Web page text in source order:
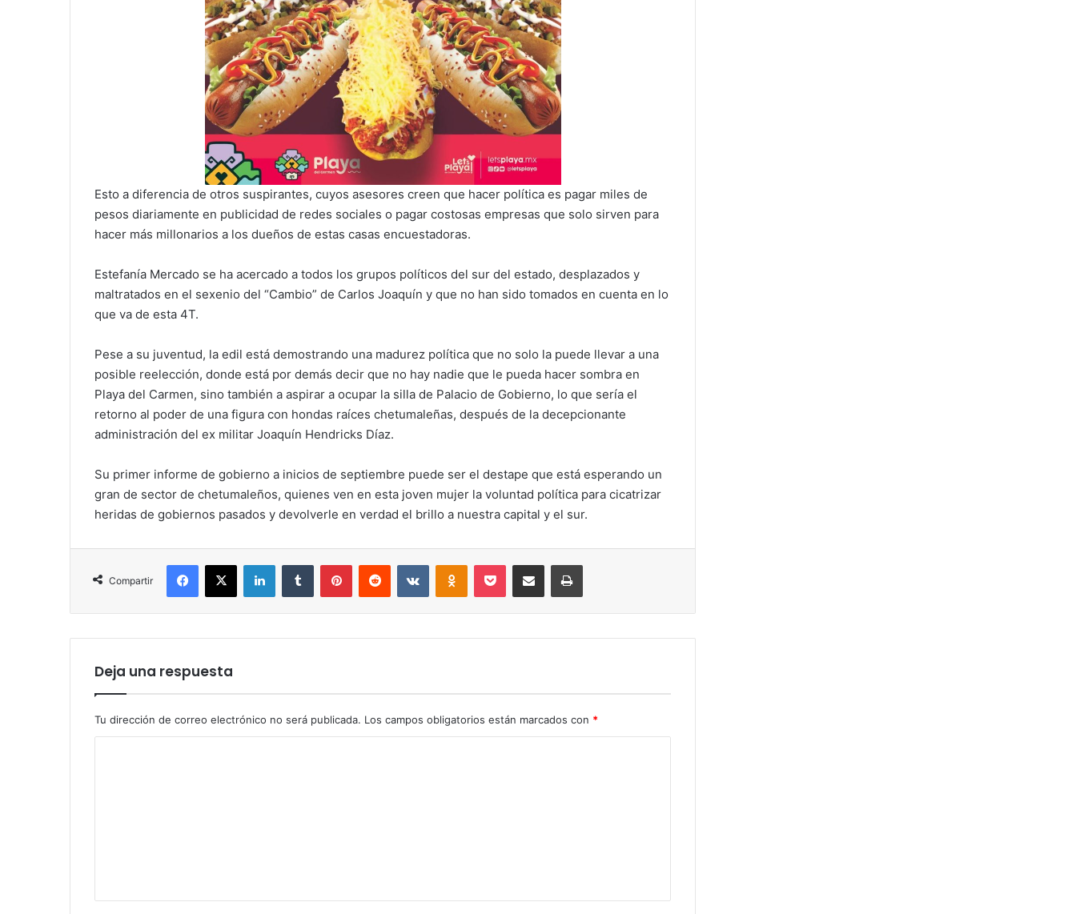
Esto a diferencia de otros suspirantes, cuyos asesores creen que hacer política es pagar miles de
pesos diariamente en publicidad de redes sociales o pagar costosas empresas que solo sirven para
hacer más millonarios a los dueños de estas casas encuestadoras.
Estefanía Mercado se ha acercado a todos los grupos políticos del sur del estado, desplazados y
maltratados en el sexenio del “Cambio” de Carlos Joaquín y que no han sido tomados en cuenta en lo
que va de esta 4T.
Pese a su juventud, la edil está demostrando una madurez política que no solo la puede llevar a una
posible reelección, donde está por demás decir que no hay nadie que le pueda hacer sombra en
Playa del Carmen, sino también a aspirar a ocupar la silla de Palacio de Gobierno, lo que sería el
retorno al poder de una figura con hondas raíces chetumaleñas, después de la decepcionante
administración del ex militar Joaquín Hendricks Díaz.
Su primer informe de gobierno a inicios de septiembre puede ser el destape que está esperando un
gran de sector de chetumaleños, quienes ven en esta joven mujer la voluntad política para cicatrizar
heridas de gobiernos pasados y devolverle en verdad el brillo a nuestra capital y el sur.
Compartir
Facebook
X LinkedInTumblr PinterestReddit VKontakteOdnoklassniki
Pocket Compartir por correo electrónicoImprimir
Deja una respuesta
Tu dirección de correo electrónico no será publicada. Los campos obligatorios están marcados con *